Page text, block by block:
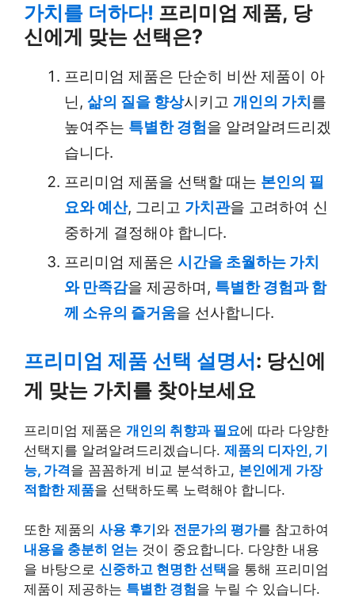
가치를 더하다! 프리미엄 제품, 당
신에게 맞는 선택은?
프리미엄 제품은 단순히 비싼 제품이 아
닌, 삶의 질을 향상시키고 개인의 가치 를
높여주는 특별한 경험을 알려알려드리겠
습니다.
프리미엄 제품을 선택할 때는 본인의 필
요와 예산, 그리고 가치관을 고려하여 신
중하게 결정해야 합니다.
프리미엄 제품은 시간을 초월하는 가치
와 만족감을 제공하며, 특별한 경험과 함
께 소유의 즐거움을 선사합니다.
프리미엄 제품 선택 설명서: 당신에
게 맞는 가치를 찾아보세요
프리미엄 제품은 개인의 취향과 필요에 따라 다양한
선택지를 알려알려드리겠습니다. 제품의 디자인, 기
능, 가격을 꼼꼼하게 비교 분석하고, 본인에게 가장
적합한 제품을 선택하도록 노력해야 합니다.
또한 제품의 사용 후기 와 전문가의 평가를 참고하여
내용을 충분히 얻는 것이 중요합니다. 다양한 내용
을 바탕으로 신중하고 현명한 선택을 통해 프리미엄
제품이 제공하는 특별한 경험을 누릴 수 있습니다.